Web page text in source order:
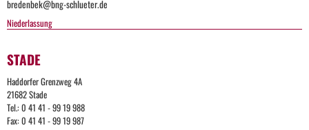
bredenbek@bng-schlueter.de
Niederlassung
STADE
Haddorfer Grenzweg 4A
21682 Stade
Tel.: 0 41 41 - 99 19 988
Fax: 0 41 41 - 99 19 987